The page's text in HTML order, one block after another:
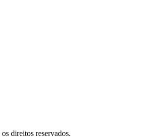
direitos reservados.